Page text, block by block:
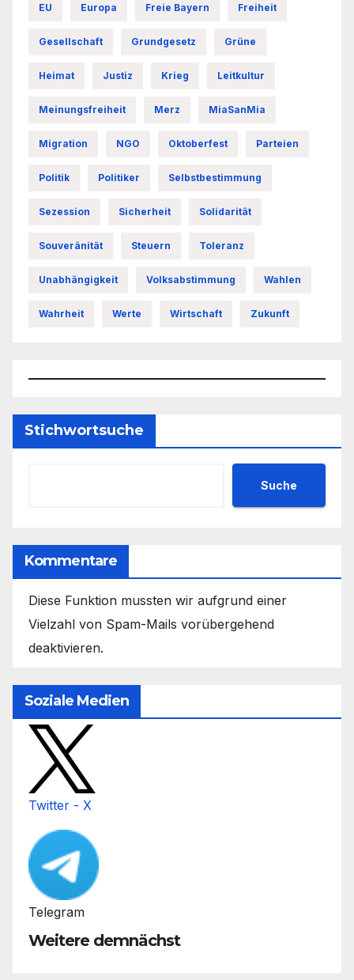
EU Europa Freie Bayern Freiheit
Gesellschaft Grundgesetz Grüne
Heimat Justiz Krieg Leitkultur
Meinungsfreiheit Merz MiaSanMia
Migration NGO Oktoberfest Parteien
Politik Politiker Selbstbestimmung
Sezession Sicherheit Solidarität
Souveränität Steuern Toleranz
Unabhängigkeit Volksabstimmung Wahlen
Wahrheit Werte Wirtschaft Zukunft
Stichwortsuche
Suche
Kommentare
Diese Funktion mussten wir aufgrund einer
Vielzahl von Spam-Mails vorübergehend
deaktivieren.
Soziale Medien
Twitter - X
Telegram
Weitere demnächst